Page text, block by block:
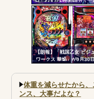
5000発コンプリートを達
しまうｗ 究極LT期待出玉
超えの現行最強スペック
じゃないな…
【朗報】「戦国乙女 ビジ
ワークス 華焔」が9月30
女7・L戦国乙女5・グッズ
アートワーク集
体重を減らせたから
ンス、大事だよな？